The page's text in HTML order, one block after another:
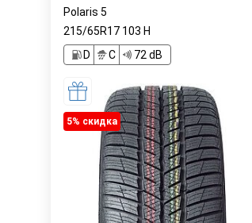
Polaris 5
215/65R17 103 H
D
C 72 dB
5% cкидка